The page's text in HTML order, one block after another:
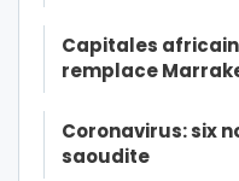
Capitales
remplace
Coronavirus: six
saoudite